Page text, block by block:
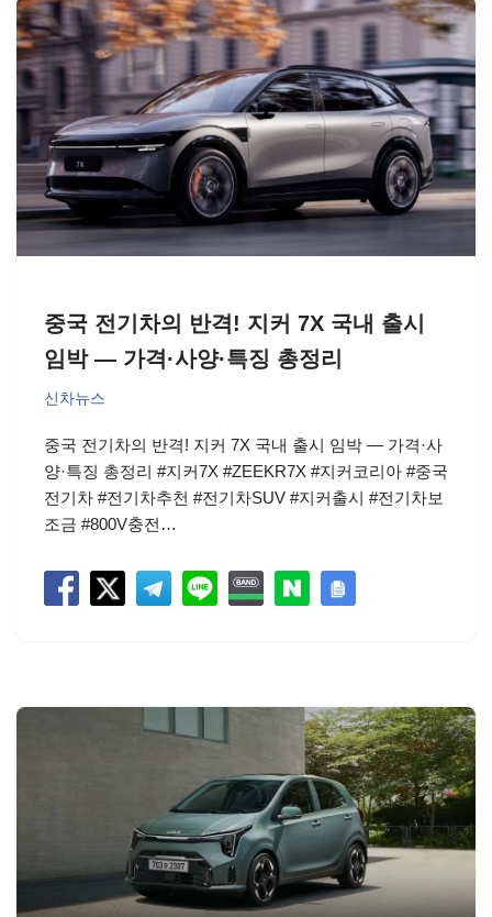
중국 전기차의 반격! 지커 7X 국내 출시
임박 — 가격·사양·특징 총정리
신차뉴스
중국 전기차의 반격! 지커 7X 국내 출시 임박 — 가격·사
양·특징 총정리 #지커7X #ZEEKR7X #지커코리아 #중국
전기차 #전기차추천 #전기차SUV #지커출시 #전기차보
조금 #800V충전…